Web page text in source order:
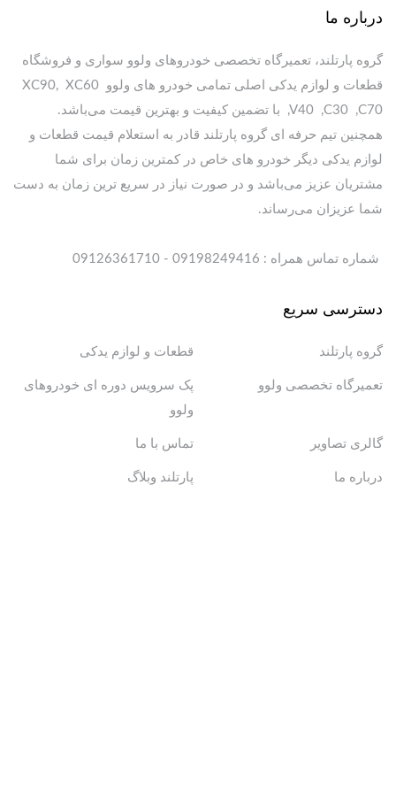
درباره ما
گروه پارتلند، تعمیرگاه تخصصی خودروهای ولوو سواری و فروشگاه
قطعات و لوازم یدکی اصلی تمامی خودرو های ولوو XC90, XC60
,V40 ,C30 ,C70 با تضمین کیفیت و بهترین قیمت می‌باشد.
همچنین تیم حرفه ای گروه پارتلند قادر به استعلام قیمت قطعات و
لوازم یدکی دیگر خودرو های خاص در کمترین زمان برای شما
مشتریان عزیز می‌باشد و در صورت نیاز در سریع ترین زمان به دست
شما عزیزان می‌رساند.
شماره تماس همراه : 09198249416 - 09126361710
دسترسی سریع
گروه پارتلند قطعات و لوازم یدکی
تعمیرگاه تخصصی ولوو
پک سرویس دوره ای خودروهای
ولوو
گالری تصاویر تماس با ما
درباره ما پارتلند وبلاگ